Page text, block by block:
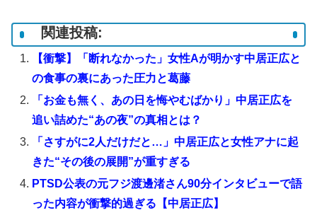
関連投稿:
【衝撃】「断れなかった」女性Aが明かす中居正広と
の食事の裏にあった圧力と葛藤
「お金も無く、あの日を悔やむばかり」中居正広を
追い詰めた“あの夜”の真相とは？
「さすがに2人だけだと…」中居正広と女性アナに起
きた“その後の展開”が重すぎる
PTSD公表の元フジ渡邊渚さん90分インタビューで語
った内容が衝撃的過ぎる【中居正広】